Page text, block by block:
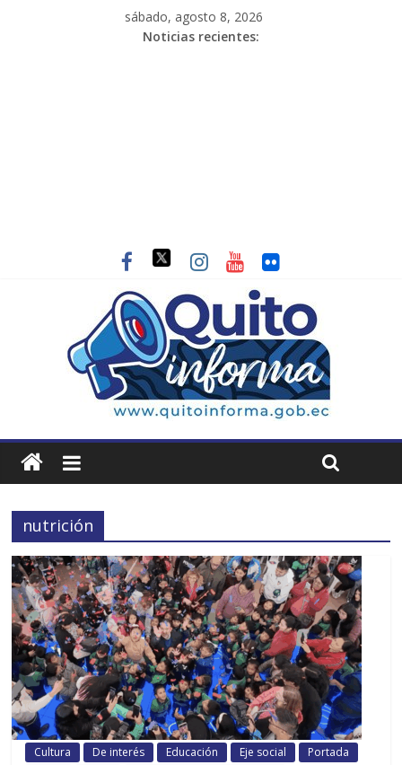
sábado, agosto 8, 2026
Noticias recientes:
nutrición
Cultura De interés Educación Eje social
Portada